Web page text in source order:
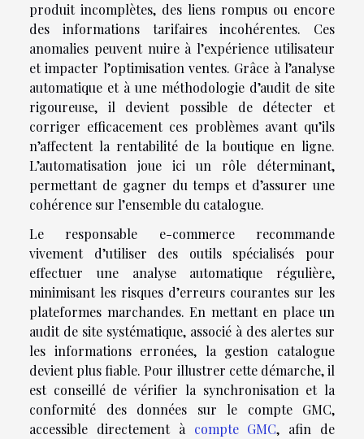
produit incomplètes, des liens rompus ou encore
des informations tarifaires incohérentes. Ces
anomalies peuvent nuire à l’expérience utilisateur
et impacter l’optimisation ventes. Grâce à l’analyse
automatique et à une méthodologie d’audit de site
rigoureuse, il devient possible de détecter et
corriger efficacement ces problèmes avant qu’ils
n’affectent la rentabilité de la boutique en ligne.
L’automatisation joue ici un rôle déterminant,
permettant de gagner du temps et d’assurer une
cohérence sur l’ensemble du catalogue.
Le responsable e-commerce recommande
vivement d’utiliser des outils spécialisés pour
effectuer une analyse automatique régulière,
minimisant les risques d’erreurs courantes sur les
plateformes marchandes. En mettant en place un
audit de site systématique, associé à des alertes sur
les informations erronées, la gestion catalogue
devient plus fiable. Pour illustrer cette démarche, il
est conseillé de vérifier la synchronisation et la
conformité des données sur le compte GMC,
accessible directement à compte GMC, afin de